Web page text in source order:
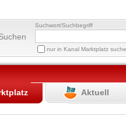
Suchwort/Suchbegriff
nur in Kanal Marktplatz
Aktuell